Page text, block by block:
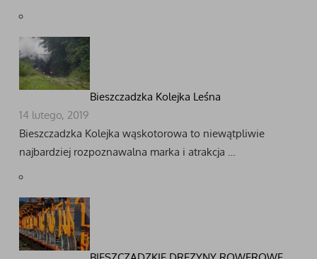
Bieszczadzka Kolejka Leśna
14 lutego, 2019
Bieszczadzka Kolejka wąskotorowa to niewątpliwie
najbardziej rozpoznawalna marka i atrakcja …